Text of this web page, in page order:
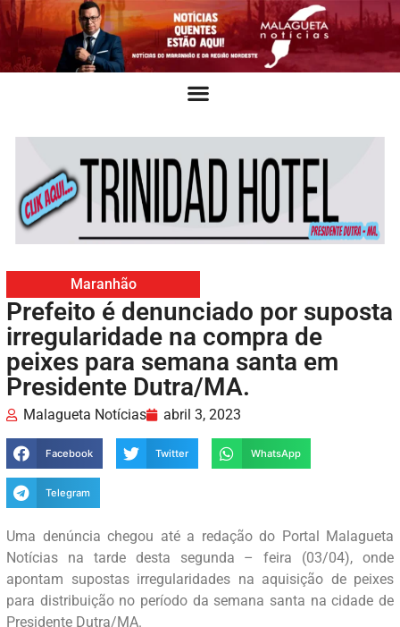
Maranhão
Prefeito é denunciado por suposta
irregularidade na compra de
peixes para semana santa em
Presidente Dutra/MA.
Malagueta Notícias abril 3, 2023
Facebook Twitter WhatsApp
Telegram
Uma denúncia chegou até a redação do Portal Malagueta
Notícias na tarde desta segunda – feira (03/04), onde
apontam supostas irregularidades na aquisição de peixes
para distribuição no período da semana santa na cidade de
Presidente Dutra/MA.